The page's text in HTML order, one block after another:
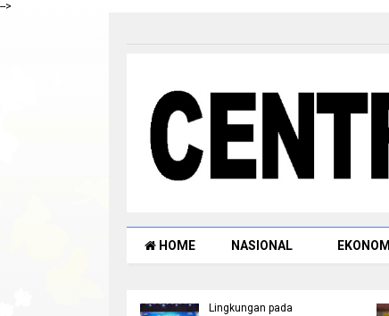
-->
HOME NASIONAL EKONOMI
Lingkungan pada